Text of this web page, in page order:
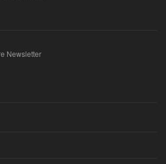
"10 commandements"
européenne balise une
machine
Newsletter